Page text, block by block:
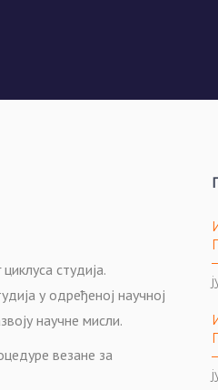
студија.
у одређеној научној
научне мисли.
везане за